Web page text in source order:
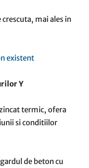
mai ales in
Y
termic, ofera
si conditiilor
de beton cu